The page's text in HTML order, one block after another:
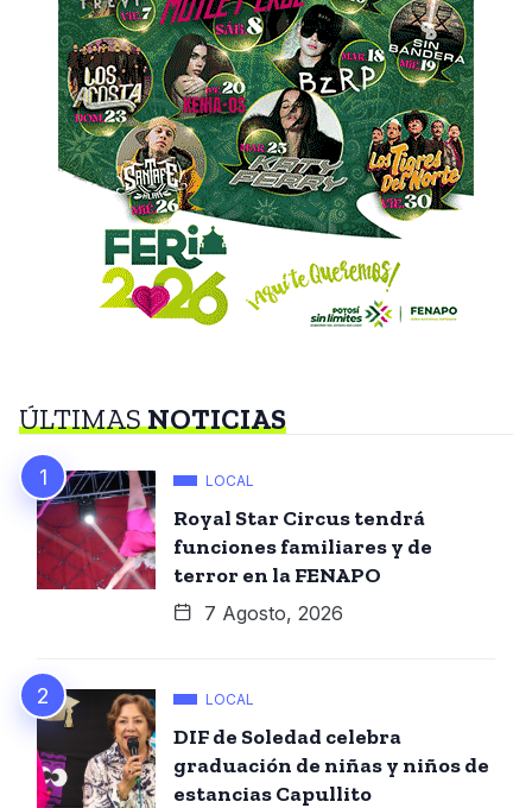
ÚLTIMASNOTICIAS
LOCAL
Royal Star Circus tendrá
funciones familiares y de
terror en la FENAPO
7 Agosto, 2026
LOCAL
DIF de Soledad celebra
graduación de niñas y niños de
estancias Capullito